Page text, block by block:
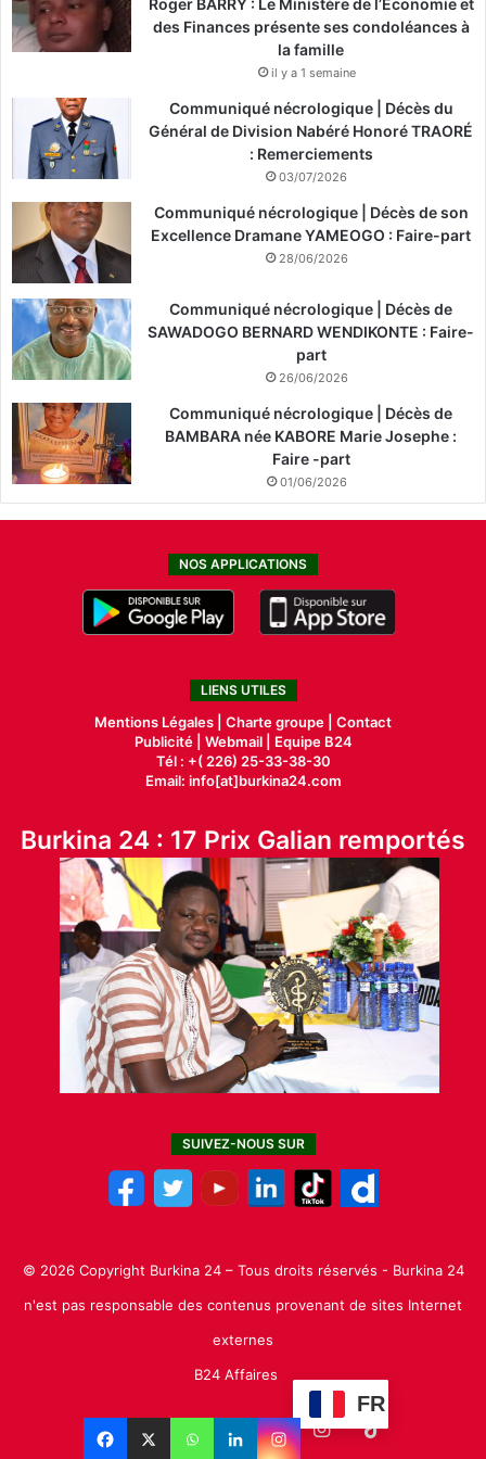
Roger BARRY : Le Ministère de l’Économie et
des Finances présente ses condoléances à
la famille
il y a 1 semaine
Communiqué nécrologique | Décès du
Général de Division Nabéré Honoré TRAORÉ
: Remerciements
03/07/2026
Communiqué nécrologique | Décès de son
Excellence Dramane YAMEOGO : Faire-part
28/06/2026
Communiqué nécrologique | Décès de
SAWADOGO BERNARD WENDIKONTE : Faire-
part
26/06/2026
Communiqué nécrologique | Décès de
BAMBARA née KABORE Marie Josephe :
Faire -part
01/06/2026
NOS APPLICATIONS
LIENS UTILES
Mentions Légales | Charte groupe | Contact
Publicité| Webmail |
Equipe B24
Tél : +( 226) 25-33-38-30
Email: info[at]burkina24.com
Burkina 24 : 17 Prix Galian remportés
SUIVEZ-NOUS SUR
© 2026 Copyright Burkina 24 – Tous droits réservés - Burkina 24
n'est pas responsable des contenus provenant de sites Internet
externes
B24 Affaires
FR
Facebook LinkedinYouTubeInstagram
TikTok